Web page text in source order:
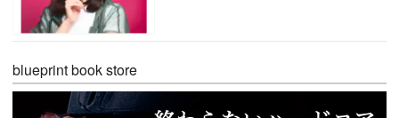
blueprint book store